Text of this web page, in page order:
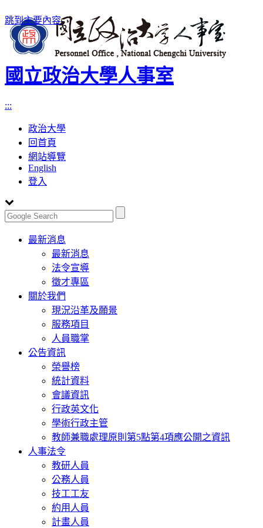
跳到主要內容
國立政治大學人事室
:::
政治大學
回首頁
網站導覽
English
登入
Toggle
navigation
最新消息
最新消息
法令宣導
徵才專區
關於我們
現況沿革及願景
服務項目
人員職掌
公告資訊
榮譽榜
統計資料
會議資訊
行政英文化
學術行政主管
教師兼職處理原則第5點第4項應公開之資訊
人事法令
教研人員
公務人員
技工工友
約用人員
計畫人員